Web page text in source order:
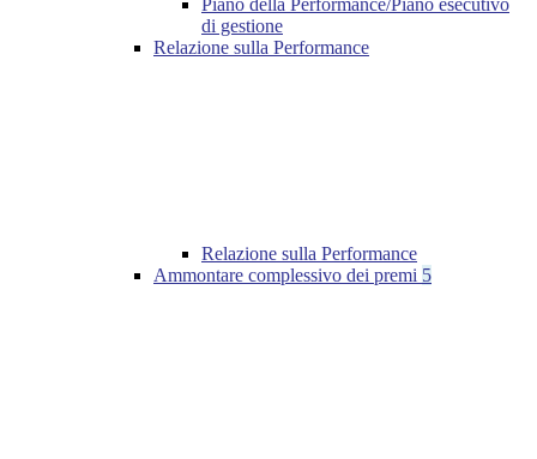
Piano della Performance/Piano esecutivo
di gestione
Relazione sulla Performance
Relazione sulla Performance
Ammontare complessivo dei premi 5